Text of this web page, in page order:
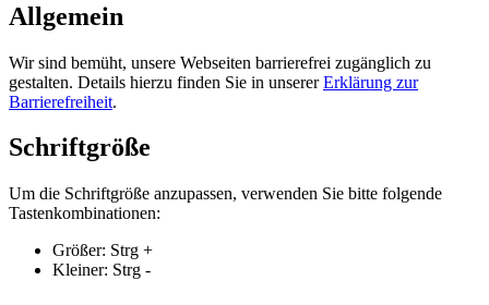
Allgemein
Wir sind bemüht, unsere Webseiten barrierefrei zugänglich zu
gestalten. Details hierzu finden Sie in unsererErklärung zur
Barrierefreiheit.
Schriftgröße
Um die Schriftgröße anzupassen, verwenden Sie bitte folgende
Tastenkombinationen:
Größer: Strg +
Kleiner: Strg -